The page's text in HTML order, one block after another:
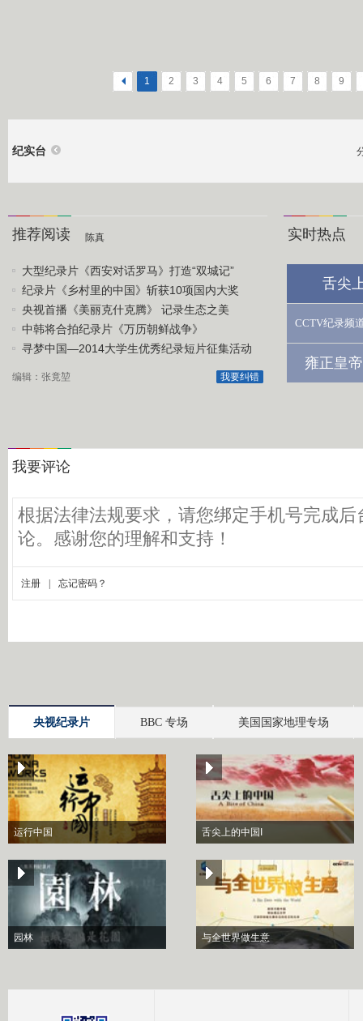
< 1 2 3 4 5 6 7 8 9
纪实台
推荐阅读 陈真
大型纪录片《西安对话罗马》打造“双城记”
纪录片《乡村里的中国》斩获10项国内大奖
央视首播《美丽克什克腾》 记录生态之美
中韩将合拍纪录片《万历朝鲜战争》
寻梦中国—2014大学生优秀纪录短片征集活动
我要纠错
编辑：张竟堃
实时热点
舌尖
CCTV纪录频
雍正皇
央视纪录片 BBC 专场 美国国家地理专场
运行中国 舌尖上的中国I
园林 与全世界做生意